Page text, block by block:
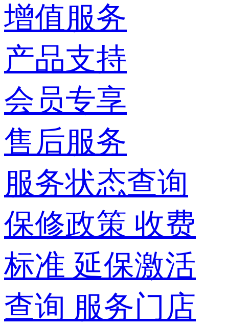
增值服务
产品支持
会员专享
售后服务
服务状态查询
保修政策 收费
标准 延保激活
查询 服务门店